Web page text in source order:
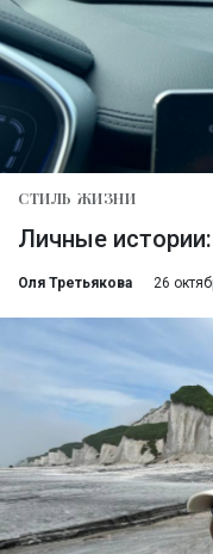
СТИЛЬ ЖИЗНИ
Личные
Оля Третьякова 26